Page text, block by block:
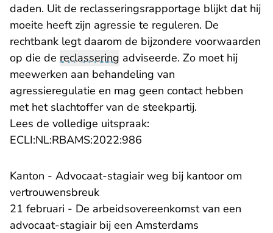
daden. Uit de reclasseringsrapportage blijkt dat hij
moeite heeft zijn agressie te reguleren. De
rechtbank legt daarom de bijzondere voorwaarden
op die de reclassering adviseerde. Zo moet hij
meewerken aan behandeling van
agressieregulatie en mag geen contact hebben
met het slachtoffer van de steekpartij.
Lees de volledige uitspraak:
ECLI:NL:RBAMS:2022:986
Kanton - Advocaat-stagiair weg bij kantoor om
vertrouwensbreuk
21 februari - De arbeidsovereenkomst van een
advocaat-stagiair bij een Amsterdams